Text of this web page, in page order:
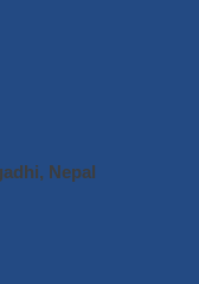
Nepal